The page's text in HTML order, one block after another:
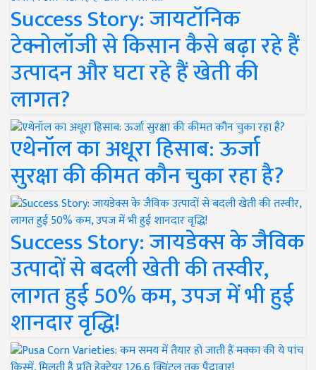
Success Story: जायटॉनिक
टेक्नोलॉजी से किसान कैसे बढ़ा रहे हैं
उत्पादन और घटा रहे हैं खेती की
लागत?
एथेनॉल का अधूरा हिसाब: ऊर्जा
सुरक्षा की कीमत कौन चुका रहा है?
Success Story: जायडेक्स के जैविक
उत्पादों से बदली खेती की तस्वीर,
लागत हुई 50% कम, उपज में भी हुई
शानदार वृद्धि!